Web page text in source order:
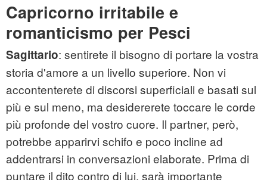
Capricorno irritabile e
romanticismo per Pesci
Sagittario: sentirete il bisogno di portare la vostra
storia d'amore a un livello superiore. Non vi
accontenterete di discorsi superficiali e basati sul
più e sul meno, ma desidererete toccare le corde
più profonde del vostro cuore. Il partner, però,
potrebbe apparirvi schifo e poco incline ad
addentrarsi in conversazioni elaborate. Prima di
puntare il dito contro di lui, sarà importante